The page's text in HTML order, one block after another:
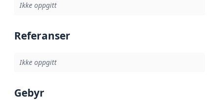
Ikke oppgitt
Referanser
Ikke oppgitt
Gebyr